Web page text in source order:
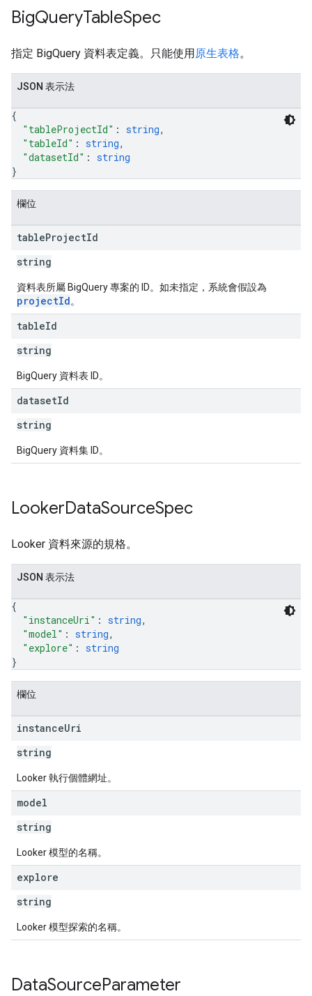
BigQueryTableSpec
指定 BigQuery 資料表定義。只能使用原生表格。
JSON 表示法
{
"tableProjectId" : string,
"tableId" : string,
"datasetId" : string
}
欄位
tableProjectId
string
資料表所屬 BigQuery 專案的 ID。如未指定，系統會假設為
projectId。
tableId
string
BigQuery 資料表 ID。
datasetId
string
BigQuery 資料集 ID。
LookerDataSourceSpec
Looker 資料來源的規格。
JSON 表示法
{
"instanceUri" : string,
"model" : string,
"explore" : string
}
欄位
instanceUri
string
Looker 執行個體網址。
model
string
Looker 模型的名稱。
explore
string
Looker 模型探索的名稱。
DataSourceParameter